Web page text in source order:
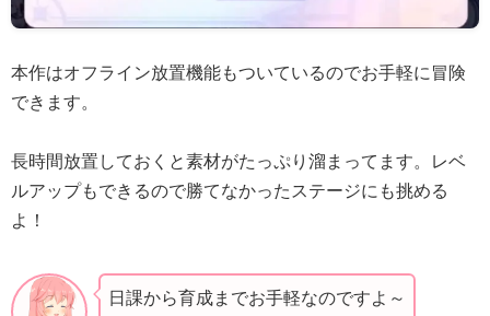
本作はオフライン放置機能もついているのでお手軽に冒険
できます。
長時間放置しておくと素材がたっぷり溜まってます。レベ
ルアップもできるので勝てなかったステージにも挑める
よ！
日課から育成までお手軽なのですよ～